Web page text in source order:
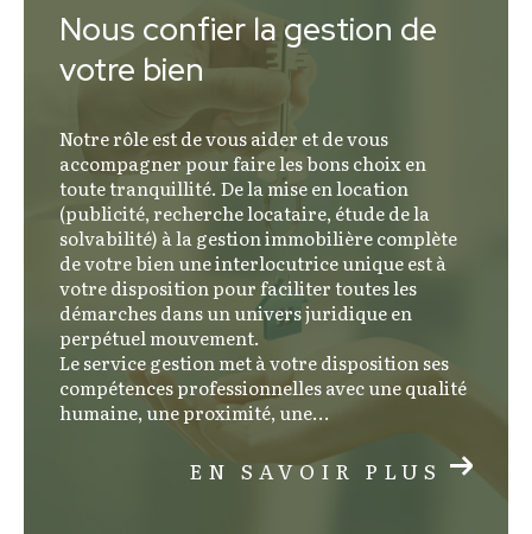
l’observation du marché
estimation immobilière à Porto-Vecchi
repose sur une analyse fine des données
locales, de l’environnement et des
caractéristiques propres à chaque bien. Elle
constitue une étape essentielle pour toute mise
en vente ou projet d’acquisition, dans un
contexte où la précision et la connaissance du
territoire sont primordiales.
Nous confier la gestion de
votre bien
Notre rôle est de vous aider et de vous
accompagner pour faire les bons choix en
toute tranquillité. De la mise en location
(publicité, recherche locataire, étude de la
solvabilité) à la gestion immobilière complète
de votre bien une interlocutrice unique est à
votre disposition pour faciliter toutes les
démarches dans un univers juridique en
perpétuel mouvement.
Le service gestion met à votre disposition ses
compétences professionnelles avec une qualité
humaine, une proximité, une...
EN SAVOIR PLUS